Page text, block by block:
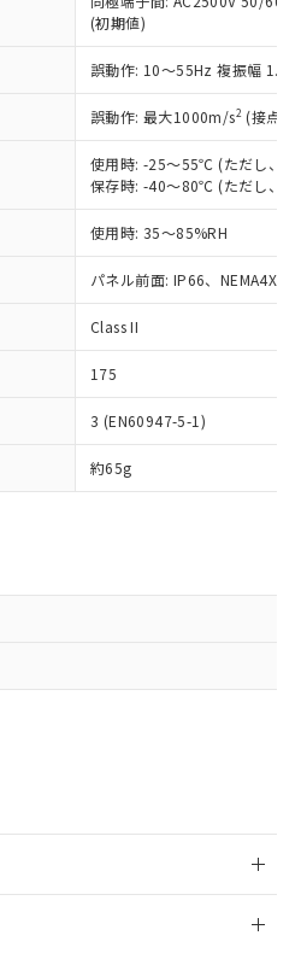
(初期値)
誤動作: 10～55Hz 複振幅
誤動作: 最大1000m/s2 (接点
使用時: -25～55℃ (ただし、氷
保存時: -40～80℃ (ただし、氷
使用時: 35～85%RH
パネル前面: IP66、NEMA4X,
Class II
175
3 (EN60947-5-1)
約65g
び標準価格照会結果は、
更新日時点での社内デー
成されるものであり、閲
での実際の在庫および標
なる場合があることをご
況および標準価格はお客
、またはお客様担当のオ
器販売店・当社販売員に
機器販売店や当社販売拠
ットワーク
」をご確認
標準価格結果を当社の
第三者に漏洩または開
お願いします。
能（部品リスト作成サー
用いただくには、I-Web
ご登録されている必要が
に関するお客様との取
な範囲で利用すること
用者とは、
関して"
の「1.共同利
水銀(Hg) 1000ppm以下、 カド
ポリ臭化ジフェニルエーテル類
フタル酸ビス(2-エチルヘキシ
1000ppm以下、フタル酸ブチ
以下、フタル酸ジブチル
、フタル酸ジイソブチル
監視および制御機器に対する
確認しています。
状況などにより、予定
あります。
質）の非含有証明書
書（当社基準）
混在することから備考
ておりました。
への在庫切替を完了
特段のことがない限
より割愛しておりま
値 (GB/T26572)：
水銀) : 1000ppm、 Cd(カドミウ
、 PBBs(ポリ臭化ビフェ
ポリ臭化ジフェニルエーテ
: 1000ppm、 DIBP(フタル酸ジ
BBP(フタル酸ブチルベンジ
チルヘキシル)) : 1000ppm
10物質）のすべてが基
を示します。
用状況下において有害物
、環境に深刻な影響を
味します。
。当社販売部門へお問
物等」という）を輸出
の提供する場合は、日本
許可(または役務取引許
などの必要な手続きを
物を破棄する場合は、完
など、違法に輸出されな
手段を講じます。
品を、核兵器、ミサイ
、生物兵器またはその他
れらの製造装置等に一切
品を第三者に販売する
1、2および3の内容を当
します。また当社は、
販売に係わる関係者が違
おそれがある場合は、取
しません。
上の在庫あり
は満たないが在庫あり
(最新の在庫状況につ
お客様のお取引先、ま
様担当のオムロン制御
店・当社販売員にご確
)
機種、また在庫状況の
開していない機種